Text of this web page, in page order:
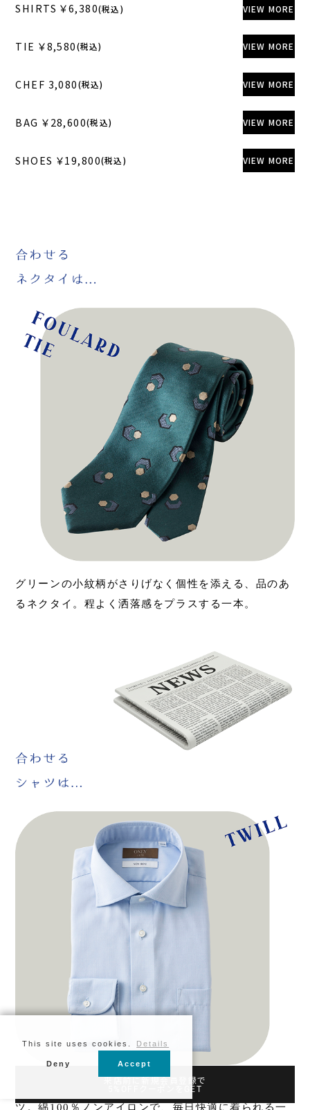
SHIRTS ￥6,380(税込) VIEW MORE
TIE ￥8,580(税込) VIEW MORE
CHEF 3,080(税込) VIEW MORE
BAG ￥28,600(税込) VIEW MORE
SHOES ￥19,800(税込) VIEW MORE
グリーンの小紋柄がさりげなく個性を添える、品のあ
るネクタイ。程よく洒落感をプラスする一本。
ツイル生地の程よい光沢が上品なサックスブルーシャ
ツ。綿100％ノンアイロンで、毎日快適に着られる一
来店前に新規会員登録で
5%OFFクーポンをGET
This site uses cookies. Details
Deny Accept